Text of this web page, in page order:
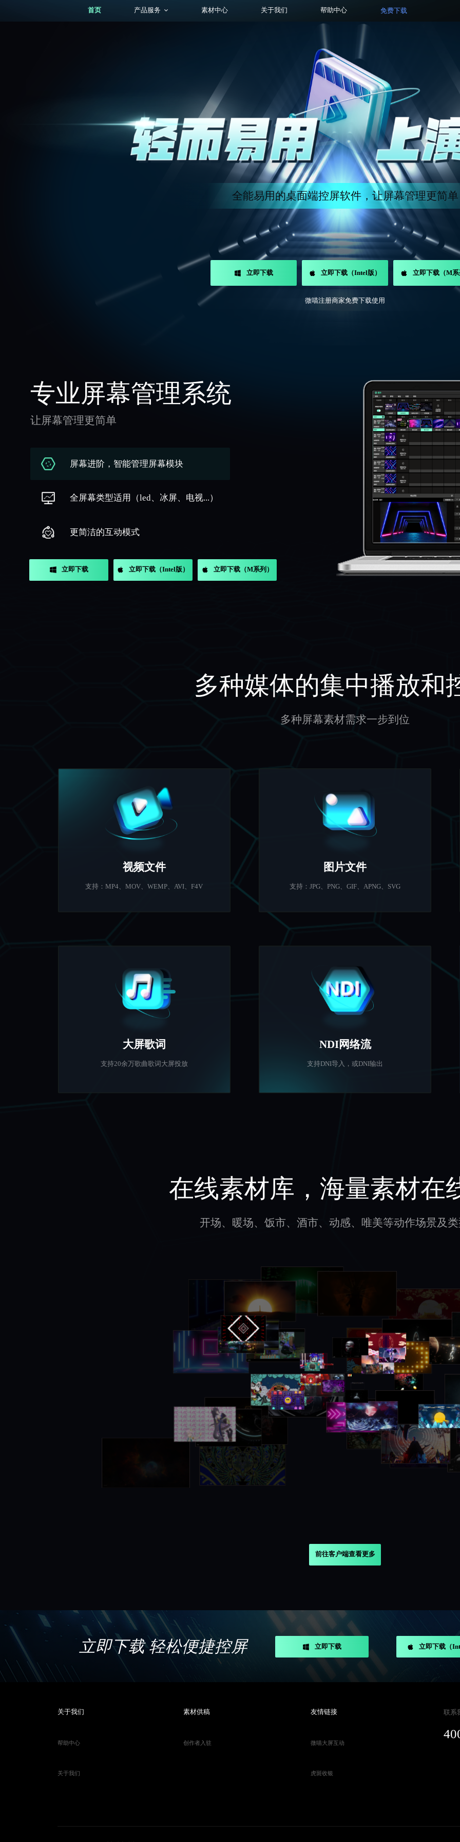
首页 产品服务 素材中心 关于我们 帮助中心 免费下载
全能易用的桌面端控屏软件，让屏幕管理更简单
立即下载 立即下载（Intel版） 立即下载（M系
微喵注册商家免费下载使用
专业屏幕管理系统
让屏幕管理更简单
屏幕进阶，智能管理屏幕模块
全屏幕类型适用（led、冰屏、电视...）
更简洁的互动模式
立即下载 立即下载（Intel版） 立即下载（M系列）
多种媒体的集中播放和
多种屏幕素材需求一步到位
视频文件
支持：MP4、MOV、WEMP、AVI、F4V
图片文件
支持：JPG、PNG、GIF、APNG、SVG
大屏歌词
支持20余万歌曲歌词大屏投放
NDI网络流
支持DNI导入，或DNI输出
在线素材库，海量素材在
开场、暖场、饭市、酒市、动感、唯美等动作场景及
前往客户端查看更多
立即下载 轻松便捷控屏 立即下载 立即下载（
关于我们
帮助中心
关于我们
素材供稿
创作者入驻
友情链接
微喵大屏互动
虎斑收银
联系